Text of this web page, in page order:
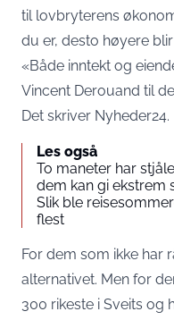
til lovbryterens
du er, desto høyere
«Både inntekt og
Vincent Derouand til
Det skriver Nyheder24.
Les også
To maneter har
dem kan gi ekstrem
Slik ble
flest
For dem som ikke har
alternativet. Men for
300 rikeste i Sveits og